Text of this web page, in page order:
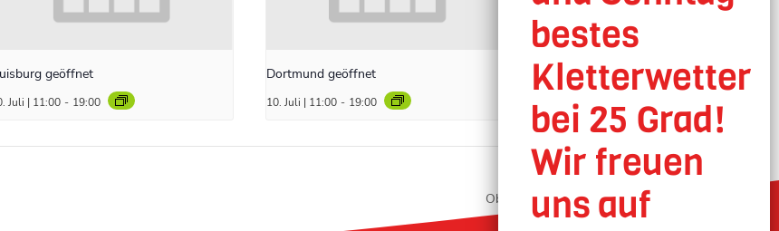
geöffnet
Juli | 11:00 - 19:00
Dortmund geöffnet
10. Juli | 11:00 - 19:00
Oberhausen geöffnet